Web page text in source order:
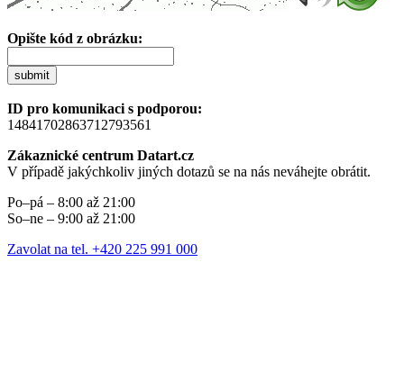
Opište kód z obrázku:
submit
ID pro komunikaci s podporou:
14841702863712793561
Zákaznické centrum Datart.cz
V případě jakýchkoliv jiných dotazů se na nás neváhejte obrátit.
Po–pá – 8:00 až 21:00
So–ne – 9:00 až 21:00
Zavolat na tel. +420 225 991 000